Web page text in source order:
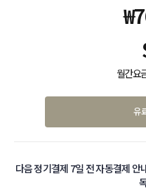
₩
월간 요
유
다음 정기결제 7일 전 자동결제